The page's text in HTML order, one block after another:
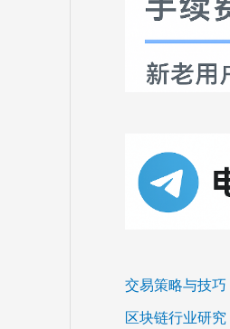
交易策略与技巧
区块链行业研究